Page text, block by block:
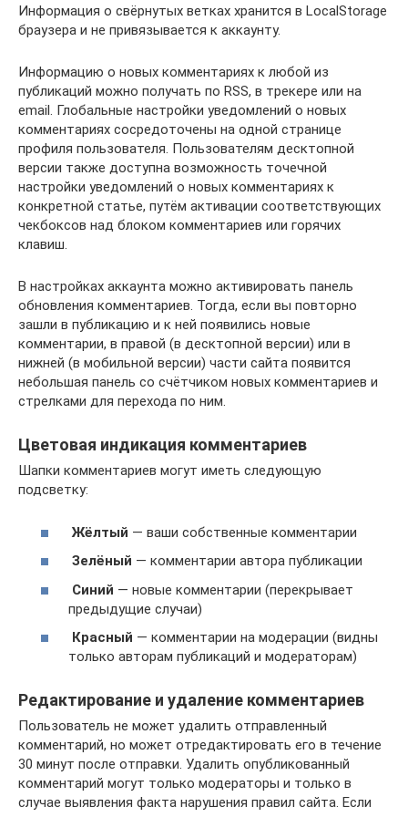
Информация о свёрнутых ветках хранится в LocalStorage
браузера и не привязывается к аккаунту.
Информацию о новых комментариях к любой из
публикаций можно получать по RSS, в трекере или на
email. Глобальные настройки уведомлений о новых
комментариях сосредоточены на одной странице
профиля пользователя. Пользователям десктопной
версии также доступна возможность точечной
настройки уведомлений о новых комментариях к
конкретной статье, путём активации соответствующих
чекбоксов над блоком комментариев или горячих
клавиш.
В настройках аккаунта можно активировать панель
обновления комментариев. Тогда, если вы повторно
зашли в публикацию и к ней появились новые
комментарии, в правой (в десктопной версии) или в
нижней (в мобильной версии) части сайта появится
небольшая панель со счётчиком новых комментариев и
стрелками для перехода по ним.
Цветовая индикация комментариев
Шапки комментариев могут иметь следующую
подсветку:
Жёлтый — ваши собственные комментарии
Зелёный — комментарии автора публикации
Синий — новые комментарии (перекрывает
предыдущие случаи)
Красный — комментарии на модерации (видны
только авторам публикаций и модераторам)
Редактирование и удаление комментариев
Пользователь не может удалить отправленный
комментарий, но может отредактировать его в течение
30 минут после отправки. Удалить опубликованный
комментарий могут только модераторы и только в
случае выявления факта нарушения правил сайта. Если